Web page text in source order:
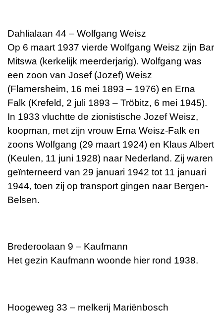
Dahlialaan 44 – Wolfgang Weisz
Op 6 maart 1937 vierde Wolfgang Weisz zijn Bar
Mitswa (kerkelijk meerderjarig). Wolfgang was
een zoon van Josef (Jozef) Weisz
(Flamersheim, 16 mei 1893 – 1976) en Erna
Falk (Krefeld, 2 juli 1893 – Tröbitz, 6 mei 1945).
In 1933 vluchtte de zionistische Jozef Weisz,
koopman, met zijn vrouw Erna Weisz-Falk en
zoons Wolfgang (29 maart 1924) en Klaus Albert
(Keulen, 11 juni 1928) naar Nederland. Zij waren
geïnterneerd van 29 januari 1942 tot 11 januari
1944, toen zij op transport gingen naar Bergen-
Belsen.
Brederoolaan 9 – Kaufmann
Het gezin Kaufmann woonde hier rond 1938.
Hoogeweg 33 – melkerij Mariënbosch